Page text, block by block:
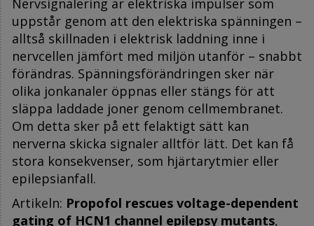
Nervsignalering är elektriska impulser som
uppstår genom att den elektriska spänningen –
alltså skillnaden i elektrisk laddning inne i
nervcellen jämfört med miljön utanför – snabbt
förändras. Spänningsförändringen sker när
olika jonkanaler öppnas eller stängs för att
släppa laddade joner genom cellmembranet.
Om detta sker på ett felaktigt sätt kan
nerverna skicka signaler alltför lätt. Det kan få
stora konsekvenser, som hjärtarytmier eller
epilepsianfall.
Artikeln: Propofol rescues voltage-dependent
gating of HCN1 channel epilepsy mutants,